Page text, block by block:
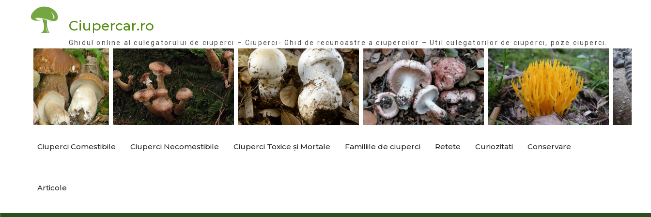
Ciupercar.ro
Ghidul online al culegatorului de ciuperci – Ciuperci- Ghid de recunoastre a ciupercilor – Util culegatorilor de ciuperci, poze ciuperci.
Ciuperci Comestibile Ciuperci Necomestibile Ciuperci Toxice și Mortale Familiile de ciuperci Retete Curiozitati Conservare
Articole